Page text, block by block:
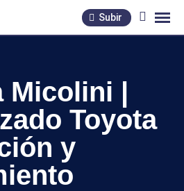
Subir
Micolini |
Toyota
y